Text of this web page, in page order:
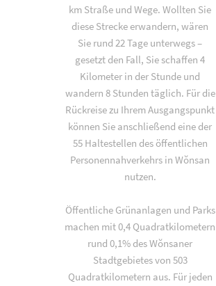
km Straße und Wege. Wollten Sie
diese Strecke erwandern, wären
Sie rund 22 Tage unterwegs –
gesetzt den Fall, Sie schaffen 4
Kilometer in der Stunde und
wandern 8 Stunden täglich. Für die
Rückreise zu Ihrem Ausgangspunkt
können Sie anschließend eine der
55 Haltestellen des öffentlichen
Personennahverkehrs in Wŏnsan
nutzen.
Öffentliche Grünanlagen und Parks
machen mit 0,4 Quadratkilometern
rund 0,1% des Wŏnsaner
Stadtgebietes von 503
Quadratkilometern aus. Für jeden